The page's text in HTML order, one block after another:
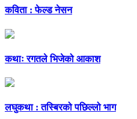
कविता : फेल्ड नेसन
कथाः रगतले भिजेको आकाश
लघुकथा : तस्बिरको पछिल्लो भाग